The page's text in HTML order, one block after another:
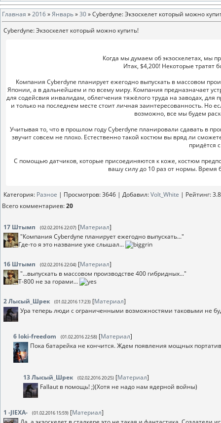
Главная »2016»Январь»30» Cyberdyne: Экзоскелет который можно
Cyberdyne: Экзоскелет который можно купить!
Когда мы думаем об экзоскелетах, мы
Итак, $4,200! Некоторые тратят
Компания Cyberdyne планирует ежегодно выпускать в массовом
Японии, а в дальнейшем и по всему миру. Компания предназначает
для содейсвия инвалидам, облегчения тяжёлого труда на заводах, для
и только на последнем месте стоит личная заинтересованность. Но
возможно, все мы будем
Учитывая то, что в прошлом году Cyberdyne планировали сдавать в
звучит совсем не плохо. Естественно такой костюм вы вряд ли
придётся
С помощью датчиков, которые присоединяются к коже, костюм
вашу силу до 10 раз от нормы. Время
Категория: Разное | Просмотров: 3646 | Добавил:Volt_White | Рейтинг:3.8
Всего комментариев:20
17 Штымп (02.02.2016 22:07) [Материал]
"Компания Cyberdyne планирует ежегодно выпускать..."
Где-то я это название уже слышал...
16 Штымп (02.02.2016 22:04) [Материал]
"...выпускать в массовом производстве 400 гибридных..."
Т-800 не за горами...
2Лысый_Шрек (01.02.2016 17:23) [Материал]
Ура теперь люди с ограниченными возможностями таковыми не
6 loki-freedom (01.02.2016 22:58) [Материал]
Пока батарейка не кончится. Ждем появления мощных
13Лысый_Шрек (02.02.2016 20:25) [Материал]
Fallaut в помощь! ;)(Хотя не надо нам ядерной войны)
1 -JIEXA- (01.02.2016 15:59) [Материал]